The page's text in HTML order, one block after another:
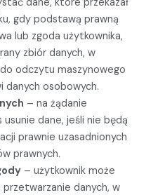
gdy podstawą prawną
lub zgoda użytkownika,
zbiór danych, w
odczytu maszynowego
danych osobowych.
– na żądanie
dane, jeśli nie będą
prawnie uzasadnionych
prawnych.
– użytkownik może
danych, w